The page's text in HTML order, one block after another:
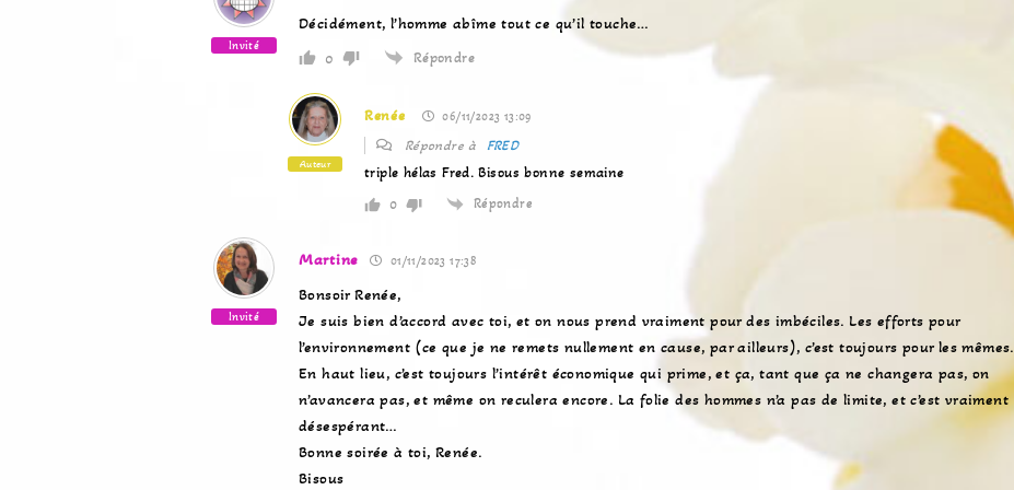
Invité
Décidément, l’homme abîme tout ce qu’il touche…
0 Répondre
Auteur
Renée 06/11/2023 13:09
Répondre à FRED
triple hélas Fred. Bisous bonne semaine
0 Répondre
Invité
Martine 01/11/2023 17:38
Bonsoir Renée,
Je suis bien d’accord avec toi, et on nous prend vraiment pour des imbéciles. Les efforts pour
l’environnement (ce que je ne remets nullement en cause, par ailleurs), c’est toujours pour les mêmes.
En haut lieu, c’est toujours l’intérêt économique qui prime, et ça, tant que ça ne changera pas, on
n’avancera pas, et même on reculera encore. La folie des hommes n’a pas de limite, et c’est vraiment
désespérant…
Bonne soirée à toi, Renée.
Bisous